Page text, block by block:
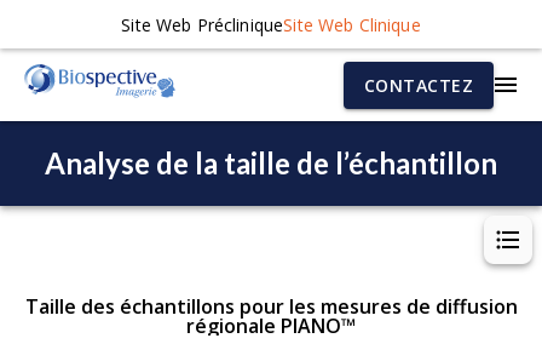
Site Web PrécliniqueSite Web Clinique
CONTACTEZ
Analyse de la taille de l’échantillon
Taille des échantillons pour les mesures de diffusion
régionale PIANO™